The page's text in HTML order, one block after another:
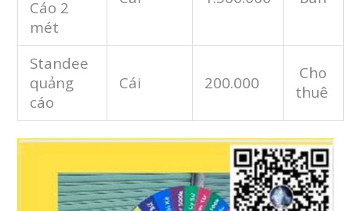
Cáo 2
mét
Standee
quảng
cáo
Cái 200.000
Cho
thuê